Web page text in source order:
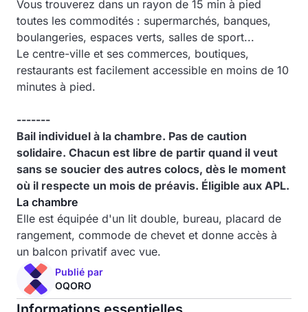
Vous trouverez dans un rayon de 15 min à pied
toutes les commodités : supermarchés, banques,
boulangeries, espaces verts, salles de sport...
Le centre-ville et ses commerces, boutiques,
restaurants est facilement accessible en moins de 10
minutes à pied.
-------
Bail individuel à la chambre. Pas de caution
solidaire. Chacun est libre de partir quand il veut
sans se soucier des autres colocs, dès le moment
où il respecte un mois de préavis. Éligible aux APL.
La chambre
Elle est équipée d'un lit double, bureau, placard de
rangement, commode de chevet et donne accès à
un balcon privatif avec vue.
Publié par
OQORO